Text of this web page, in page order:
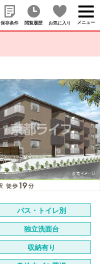
保存条件 閲覧履歴 お気に入り メニュー
バス・トイレ別
独立洗面台
収納有り